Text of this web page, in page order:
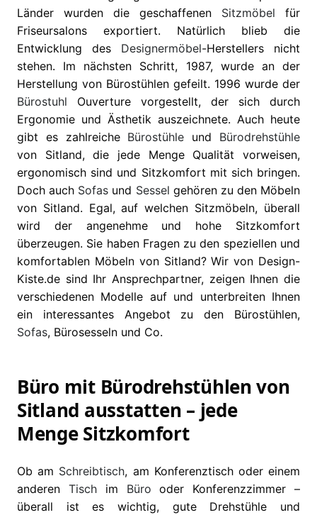
Länder wurden die geschaffenen Sitzmöbel für
Friseursalons exportiert. Natürlich blieb die
Entwicklung des Designermöbel-Herstellers nicht
stehen. Im nächsten Schritt, 1987, wurde an der
Herstellung von Bürostühlen gefeilt. 1996 wurde der
Bürostuhl Ouverture vorgestellt, der sich durch
Ergonomie und Ästhetik auszeichnete. Auch heute
gibt es zahlreiche Bürostühle und Bürodrehstühle
von Sitland, die jede Menge Qualität vorweisen,
ergonomisch sind und Sitzkomfort mit sich bringen.
Doch auch Sofas und Sessel gehören zu den Möbeln
von Sitland. Egal, auf welchen Sitzmöbeln, überall
wird der angenehme und hohe Sitzkomfort
überzeugen. Sie haben Fragen zu den speziellen und
komfortablen Möbeln von Sitland? Wir von Design-
Kiste.de sind Ihr Ansprechpartner, zeigen Ihnen die
verschiedenen Modelle auf und unterbreiten Ihnen
ein interessantes Angebot zu den Bürostühlen,
Sofas, Bürosesseln und Co.
Büro mit Bürodrehstühlen von
Sitland ausstatten – jede
Menge Sitzkomfort
Ob am Schreibtisch, am Konferenztisch oder einem
anderen Tischim Büro oder Konferenzzimmer –
überall ist es wichtig, gute Drehstühle und